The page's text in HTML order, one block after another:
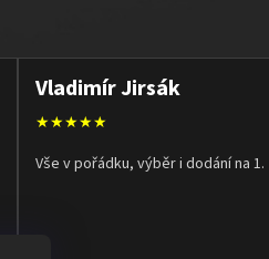
Vladimír Jirsák
★★★★★
Vše v pořádku, výběr i dodání na 1.